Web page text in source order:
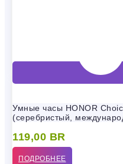
Умные часы HONOR
(серебристый,
119,00 BR
ПОДРОБНЕЕ